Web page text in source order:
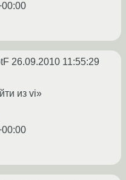
26.09.2010 11:55:29
из vi»